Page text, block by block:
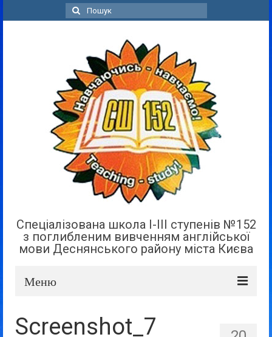
Пошук
для:
Спеціалізована школа І-ІІІ ступенів №152
з поглибленим вивченням англійської
мови Деснянського району міста Києва
Меню
Screenshot_7